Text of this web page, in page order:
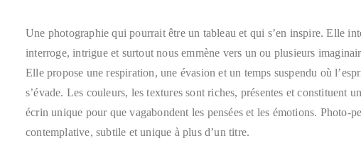
Une photographie qui pourrait être un tableau et qui s’en inspire. Elle
interroge, intrigue et surtout nous emmène vers un ou plusieurs
Elle propose une respiration, une évasion et un temps suspendu où
s’évade. Les couleurs, les textures sont riches, présentes et constituent un
écrin unique pour que vagabondent les pensées et les émotions. Photo-
contemplative, subtile et unique à plus d’un titre.